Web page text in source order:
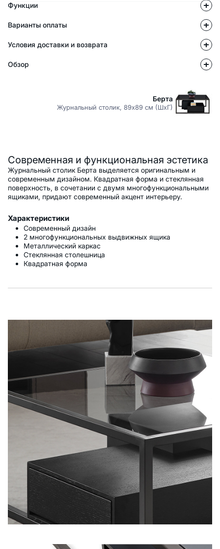
Функции
Варианты оплаты
Условия доставки и возврата
Обзор
Берта
Журнальный столик, 89x89 см (ШxГ)
Современная и функциональная эстетика
Журнальный столик Берта выделяется оригинальным и
современным дизайном. Квадратная форма и стеклянная
поверхность, в сочетании с двумя многофункциональными
ящиками, придают современный акцент интерьеру.
Характеристики
Современный дизайн
2 многофункциональных выдвижных ящика
Металлический каркас
Стеклянная столешница
Квадратная форма